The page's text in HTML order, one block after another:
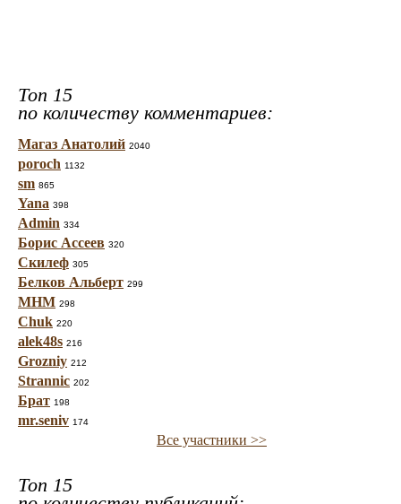
Топ 15
по количеству комментариев:
Магаз Анатолий 2040
poroch 1132
sm 865
Yana 398
Admin 334
Борис Ассеев 320
Скилеф 305
Белков Альберт 299
МНМ 298
Chuk 220
alek48s 216
Grozniy 212
Strannic 202
Брат 198
mr.seniv 174
Все участники >>
Топ 15